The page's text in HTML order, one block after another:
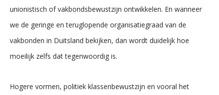
unionistisch of vakbondsbewustzijn ontwikkelen. En wanneer
we de geringe en teruglopende organisatiegraad van de
vakbonden in Duitsland bekijken, dan wordt duidelijk hoe
moeilijk zelfs dat tegenwoordig is.
Hogere vormen, politiek klassenbewustzijn en vooral het